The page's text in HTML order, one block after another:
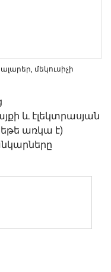
մեկուսիչի
և էլեկտրասյան
առկա է)